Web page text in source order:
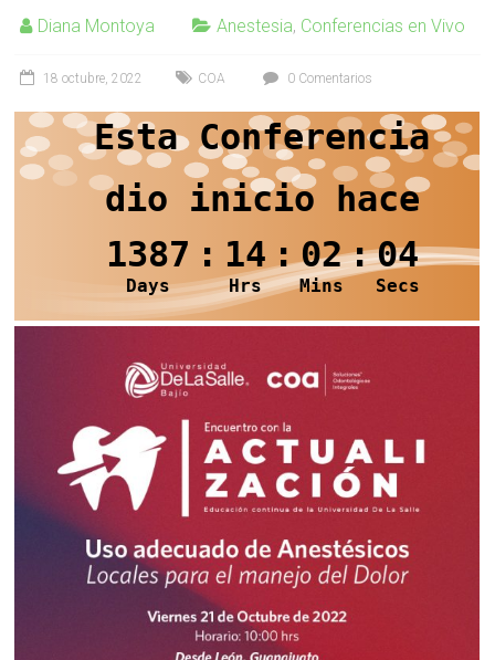
Diana Montoya Anestesia, Conferencias en Vivo
18 octubre, 2022 COA 0 Comentarios